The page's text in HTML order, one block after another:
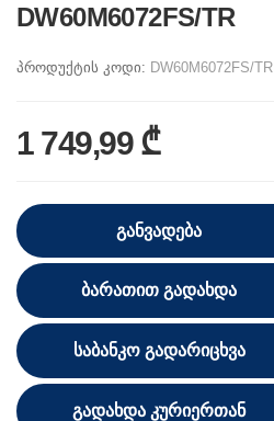
DW60M6072FS/TR
პროდუქტის კოდი: DW60M6072FS/TR
1 749,99 ₾
ᲒᲐᲜᲕᲐᲓᲔᲑᲐ
ᲑᲐᲠᲐᲗᲘᲗ ᲒᲐᲓᲐᲮᲓᲐ
ᲡᲐᲑᲐᲜᲙᲝ ᲒᲐᲓᲐᲠᲘᲪᲮᲕᲐ
ᲒᲐᲓᲐᲮᲓᲐ ᲙᲣᲠᲘᲔᲠᲗᲐᲜ